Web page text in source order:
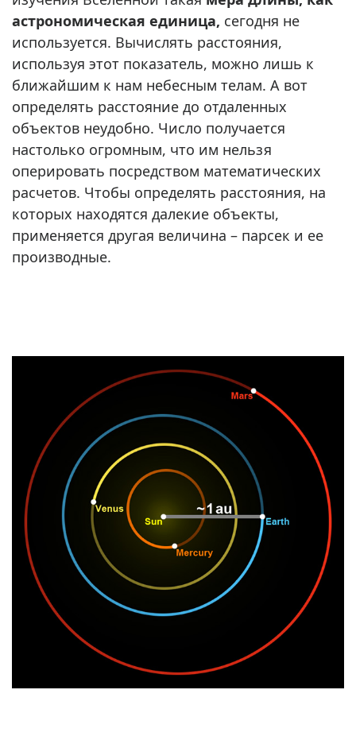
астрономическая единица, сегодня не
используется. Вычислять расстояния,
используя этот показатель, можно лишь к
ближайшим к нам небесным телам. А вот
определять расстояние до отдаленных
объектов неудобно. Число получается
настолько огромным, что им нельзя
оперировать посредством математических
расчетов. Чтобы определять расстояния, на
которых находятся далекие объекты,
применяется другая величина – парсек и ее
производные.